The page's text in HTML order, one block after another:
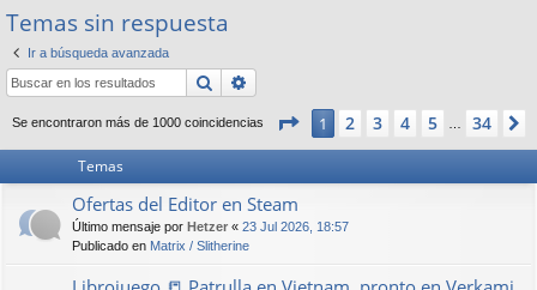
pi
do
s
Temas sin respuesta
Ir a búsqueda avanzada
Buscar
Se encontraron más de 1000 coincidencias Página de 34
1 2 3 4 5 34
Temas
Ofertas del Editor en Steam
Último mensaje por Hetzer « 23 Jul 2026, 18:57
Publicado en Matrix / Slitherine